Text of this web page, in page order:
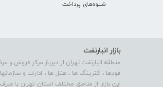
بازار انبارنفت
منطقه انبارنفت تهران از دیرباز مرکز فروش و
فودها ، کترینگ ها ، هتل ها ، ادارات و
این بازار از مناطق مختلف استان تهران با
شیوه‌های پرداخت